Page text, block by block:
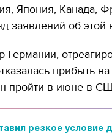
Япония, Канада,
заявлений об этой
Германии,
прибыть
пройти в июне в
резкое условие